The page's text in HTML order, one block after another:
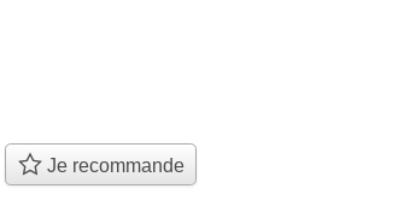
Je recommande